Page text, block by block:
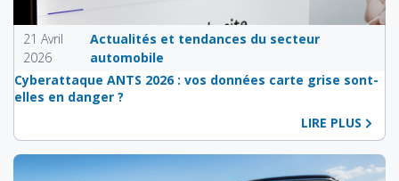
21 Avril
2026
Actualités et tendances du secteur
automobile
Cyberattaque ANTS 2026 : vos données carte grise sont-
elles en danger ?
LIRE PLUS